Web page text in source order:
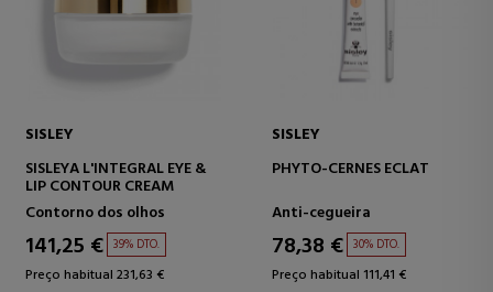
SISLEY
SISLEYA L'INTEGRAL EYE &
LIP CONTOUR CREAM
Contorno dos olhos
141,25 € 39% DTO.
Preço habitual 231,63 €
SISLEY
PHYTO-CERNES ECLAT
Anti-cegueira
78,38 € 30% DTO.
Preço habitual 111,41 €